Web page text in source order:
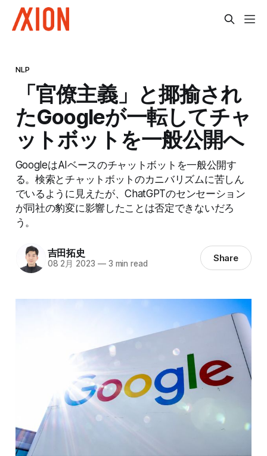
NLP
「官僚主義」と揶揄され
たGoogleが一転してチャ
ットボットを一般公開へ
GoogleはAIベースのチャットボットを一般公開す
る。検索とチャットボットのカニバリズムに苦しん
でいるように見えたが、ChatGPTのセンセーション
が同社の豹変に影響したことは否定できないだろ
う。
吉田拓史
08 2月 2023 —3 min read Share